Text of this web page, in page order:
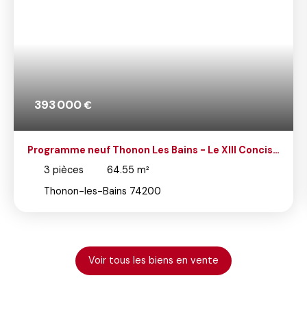
393 000€
Programme neuf Thonon Les Bains - Le XIII Concise
3 pièces 64.55 m²
Thonon-les-Bains 74200
Voir tous les biens en vente